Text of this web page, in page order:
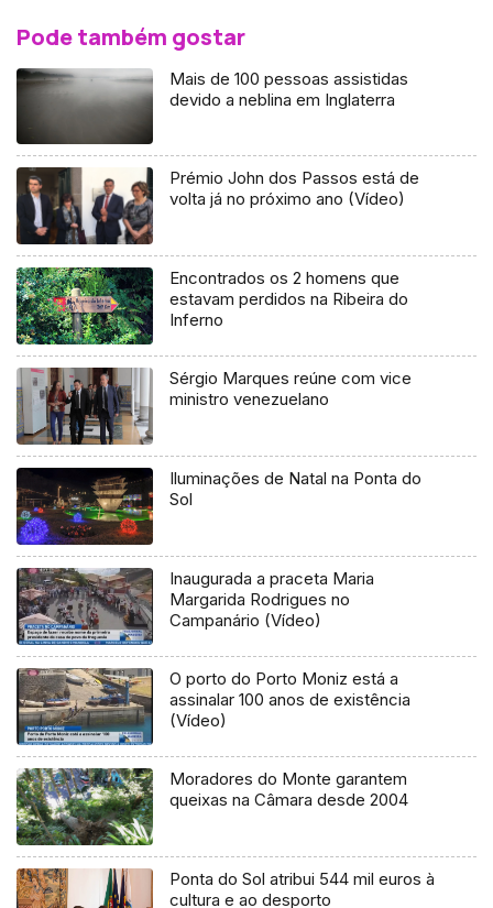
Pode também gostar
Mais de 100 pessoas assistidas
devido a neblina em Inglaterra
Prémio John dos Passos está de
volta já no próximo ano (Vídeo)
Encontrados os 2 homens que
estavam perdidos na Ribeira do
Inferno
Sérgio Marques reúne com vice
ministro venezuelano
Iluminações de Natal na Ponta do
Sol
Inaugurada a praceta Maria
Margarida Rodrigues no
Campanário (Vídeo)
O porto do Porto Moniz está a
assinalar 100 anos de existência
(Vídeo)
Moradores do Monte garantem
queixas na Câmara desde 2004
Ponta do Sol atribui 544 mil euros à
cultura e ao desporto